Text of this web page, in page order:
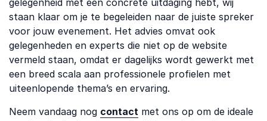
gelegenheid met een concrete uitdaging hebt, wij
staan klaar om je te begeleiden naar de juiste spreker
voor jouw evenement. Het advies omvat ook
gelegenheden en experts die niet op de website
vermeld staan, omdat er dagelijks wordt gewerkt met
een breed scala aan professionele profielen met
uiteenlopende thema’s en ervaring.
Neem vandaag nog contact met ons op om de ideale